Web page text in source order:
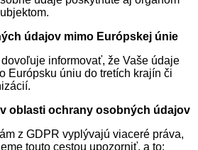
údajov mimo Európskej únie
informovať, že Vaše údaje
Európsku úniu do tretích krajín či
oblasti ochrany osobných údajov
z GDPR vyplývajú viaceré práva,
touto cestou upozorniť, a to: